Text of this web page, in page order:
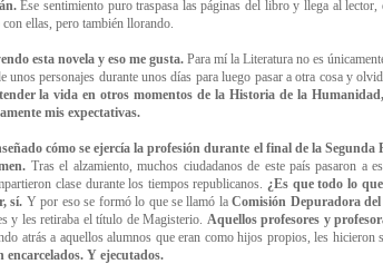
Ese sentimiento puro traspasa las páginas del libro y llega al
con ellas, pero también llorando.
esta novela y eso me gusta. Para mí la Literatura no es
unos personajes durante unos días para luego pasar a otra cosa y
la vida en otros momentos de la Historia de la
mis expectativas.
cómo se ejercía la profesión durante el final de la Segunda
Tras el alzamiento, muchos ciudadanos de este país pasaron a
clase durante los tiempos republicanos. ¿Es que todo lo
sí. Y por eso se formó lo que se llamó laComisión Depuradora
y les retiraba el título de Magisterio. Aquellos profesores y
atrás a aquellos alumnos que eran como hijos propios, les hicieron
encarcelados. Y ejecutados.